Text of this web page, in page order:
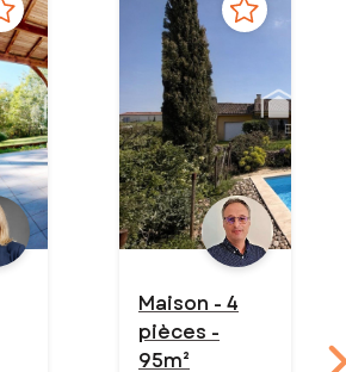
Maison - 4
pièces -
95m²